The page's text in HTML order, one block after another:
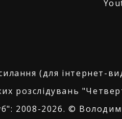
(для інтернет-
розслідувань
2008-2026. ©